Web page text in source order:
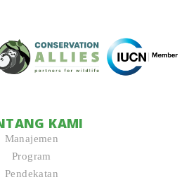
KAMI
Manajemen
Program
Pendekatan